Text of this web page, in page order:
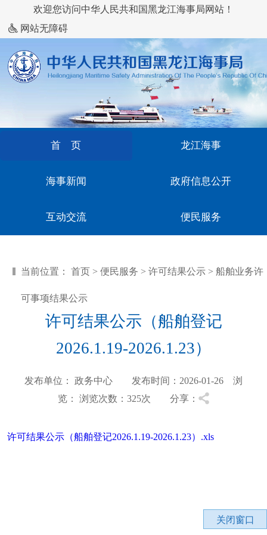
欢迎您访问中华人民共和国黑龙江海事局网站！
网站无障碍
首 页 龙江海事
海事新闻 政府信息公开
互动交流 便民服务
当前位置： 首页 > 便民服务 > 许可结果公示 > 船舶业务许
可事项结果公示
许可结果公示（船舶登记
2026.1.19-2026.1.23）
发布单位： 政务中心 发布时间：2026-01-26 浏
览： 浏览次数：325次 分享：
许可结果公示（船舶登记2026.1.19-2026.1.23）.xls
关闭窗口